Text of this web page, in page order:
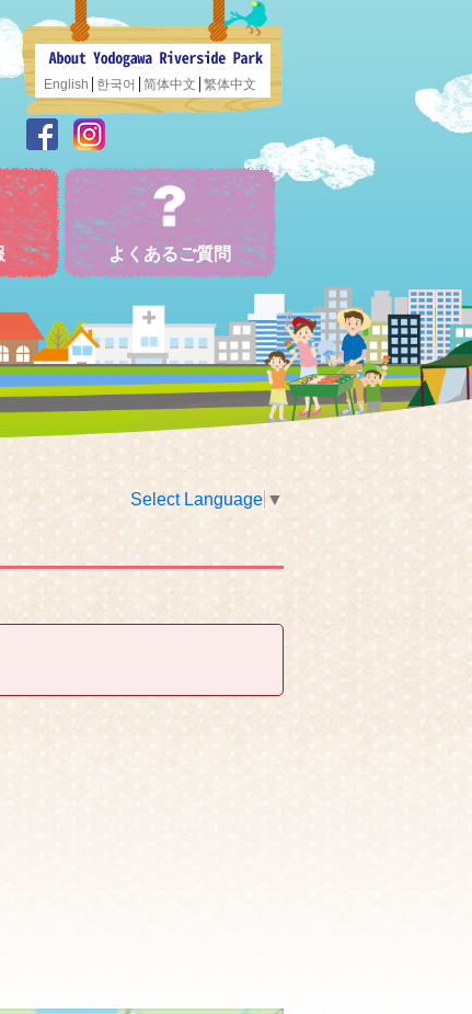
English 한국어 简体中文 繁体中文
よくあるご質問
Select Language ▼